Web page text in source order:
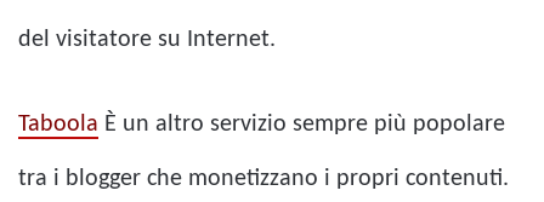
del visitatore su Internet.
Taboola È un altro servizio sempre più popolare
tra i blogger che monetizzano i propri contenuti.